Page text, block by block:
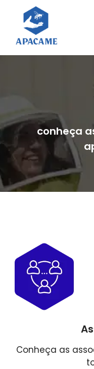
conheça
Conheça as